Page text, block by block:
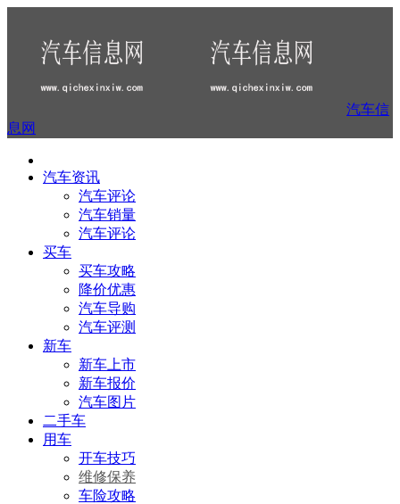
汽车信
息网
汽车资讯
汽车评论
汽车销量
汽车评论
买车
买车攻略
降价优惠
汽车导购
汽车评测
新车
新车上市
新车报价
汽车图片
二手车
用车
开车技巧
维修保养
车险攻略